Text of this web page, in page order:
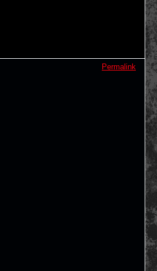
Permalink